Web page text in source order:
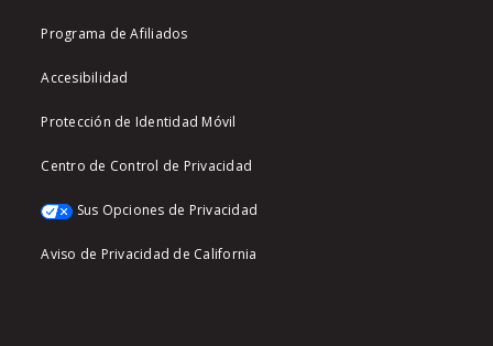
Programa de Afiliados
Accesibilidad
Protección de Identidad Móvil
Centro de Control de Privacidad
Sus Opciones de Privacidad
Aviso de Privacidad de California